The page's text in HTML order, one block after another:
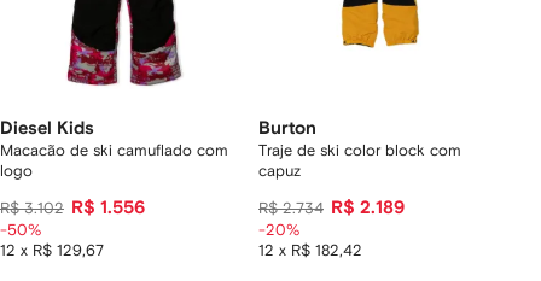
Diesel Kids
Macacão de ski camuflado com
logo
R$ 3.102 R$ 1.556
12 x R$ 129,67
-50%
Burton
Traje de ski color block com
capuz
R$ 2.734 R$ 2.189
12 x R$ 182,42
-20%